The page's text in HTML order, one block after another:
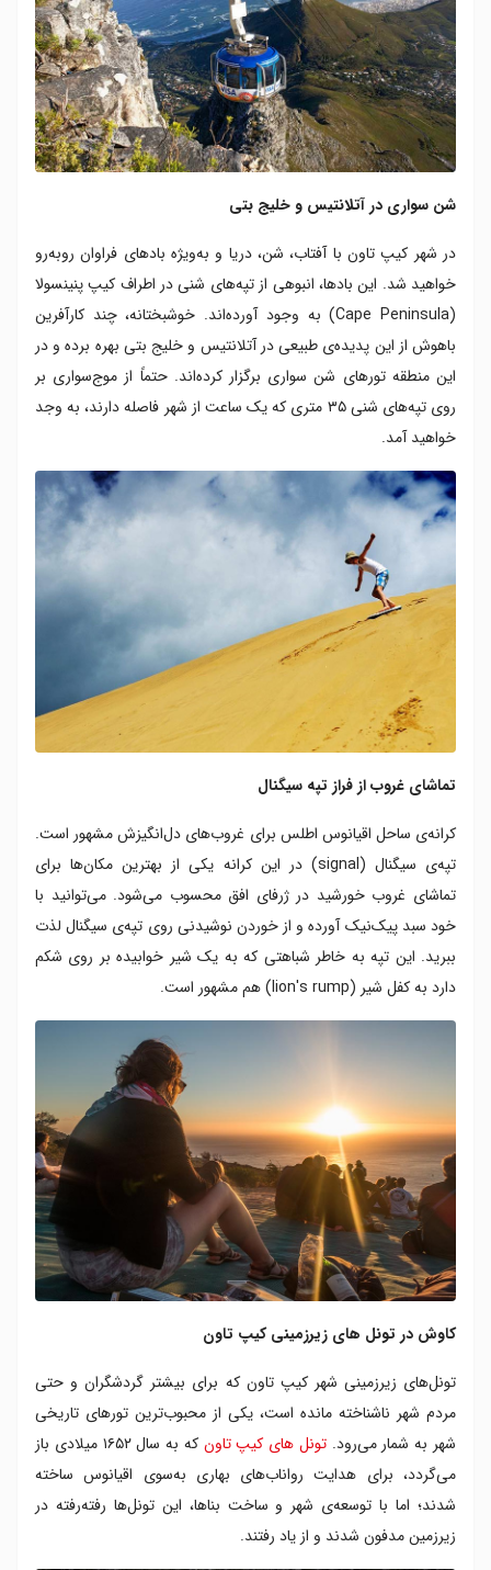
شن سواری در آتلانتیس و خلیج بتی
در شهر کیپ تاون با آفتاب، شن، دریا و به‌ویژه بادهای فراوان روبه‌رو
خواهید شد. این بادها، انبوهی از تپه‌های شنی در اطراف کیپ پنینسولا
(Cape Peninsula) به وجود آورده‌اند. خوشبختانه، چند کارآفرین
باهوش از این پدیده‌ی طبیعی در آتلانتیس و خلیج بتی بهره برده و در
این منطقه تورهای شن سواری برگزار کرده‌اند. حتماً از موج‌سواری بر
روی تپه‌های شنی ۳۵ متری که یک ساعت از شهر فاصله ‌دارند، به وجد
خواهید آمد.
تماشای غروب از فراز تپه سیگنال
کرانه‌ی ساحل اقیانوس اطلس برای غروب‌های دل‌انگیزش مشهور است.
تپه‌ی سیگنال (signal) در این کرانه یکی از بهترین مکان‌ها برای
تماشای غروب خورشید در ژرفای افق محسوب می‌شود. می‌توانید با
خود سبد پیک‌نیک آورده و از خوردن نوشیدنی روی تپه‌‌ی سیگنال لذت
ببرید. این تپه به خاطر شباهتی که به یک شیر خوابیده بر روی شکم
دارد به کفل شیر (lion's rump) هم مشهور است.
کاوش در تونل های زیرزمینی کیپ تاون
تونل‌های زیرزمینی شهر کیپ تاون که برای بیشتر گردشگران و حتی
مردم شهر ناشناخته مانده است، یکی از محبوب‌ترین تورهای تاریخی
شهر به شمار می‌رود.تونل‌ های کیپ تاون
که به سال ۱۶۵۲ میلادی باز
می‌گردد، برای هدایت رواناب‌های بهاری به‌سوی اقیانوس ساخته
شدند؛ اما با توسعه‌ی شهر و ساخت بناها، این تونل‌ها رفته‌رفته در
زیرزمین مدفون شدند و از یاد رفتند.